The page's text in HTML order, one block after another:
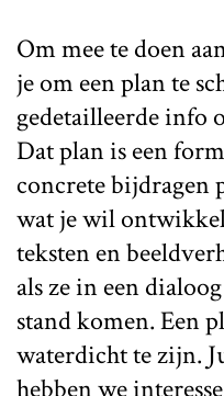
Om mee te doen
je om een plan te
gedetailleerde info
Dat plan is een
concrete bijdragen
wat je wil
teksten en
als ze in een
stand komen. Een
waterdicht te zijn.
hebben we